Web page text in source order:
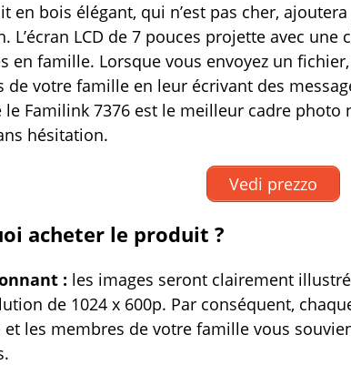
en bois élégant, qui n’est pas cher,
L’écran LCD de 7 pouces projette avec
en famille. Lorsque vous envoyez un
de votre famille en leur écrivant des
le Familink 7376 est le meilleur cadre photo
hésitation.
Vedi prezzo
acheter le produit ?
: les images seront clairement
de 1024 x 600p. Par conséquent,
et les membres de votre famille vous